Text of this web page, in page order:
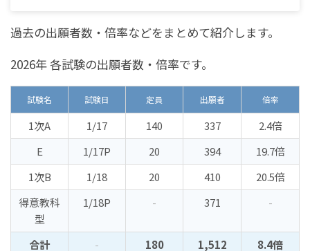
過去の出願者数・倍率などをまとめて紹介します。
2026年 各試験の出願者数・倍率です。
試験名 試験日 定員 出願者 倍率
1次A 1/17 140 337
2.4倍
E
1/17P 20 394
19.7倍
1次B
1/18 20 410
20.5倍
得意教科
型
1/18P - 371 -
合計 - 180 1,512 8.4倍